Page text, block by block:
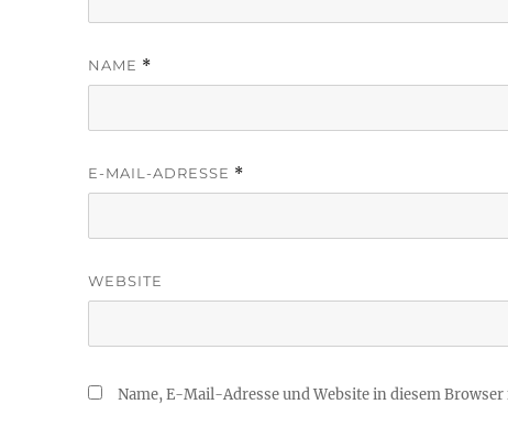
NAME *
E-MAIL-ADRESSE *
WEBSITE
Name, E-Mail-Adresse und Website in diesem